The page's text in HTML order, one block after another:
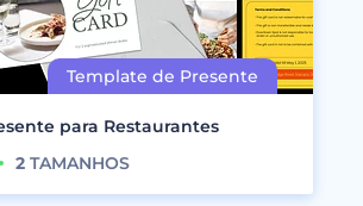
para Restaurantes
2 TAMANHOS